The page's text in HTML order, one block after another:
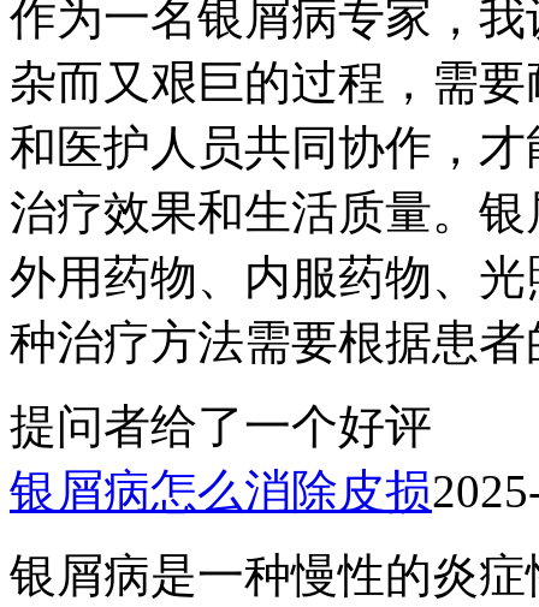
作为一名银屑病专家，
杂而又艰巨的过程，需
和医护人员共同协作，
治疗效果和生活质量。
外用药物、内服药物、
种治疗方法需要根据患者
提问者给了一个好评
银屑病怎么消除皮损
银屑病是一种慢性的炎